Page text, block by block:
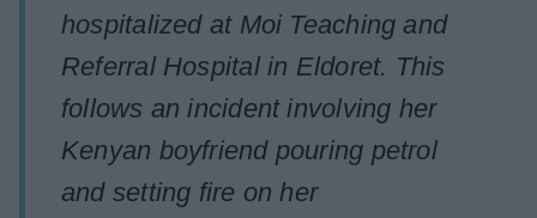
hospitalized at Moi Teaching and
Referral Hospital in Eldoret. This
follows an incident involving her
Kenyan boyfriend pouring petrol
and setting fire on her